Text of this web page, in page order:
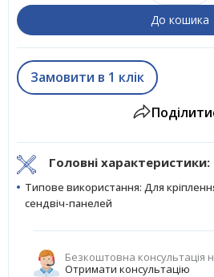
До кошика
Замовити в 1 клік
Головні характеристики:
Типове використання: Для
сендвіч-панелей
Безкоштовна консультація
Отримати консультацію